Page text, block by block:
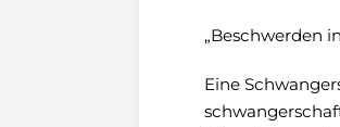
„Beschwerden
Eine